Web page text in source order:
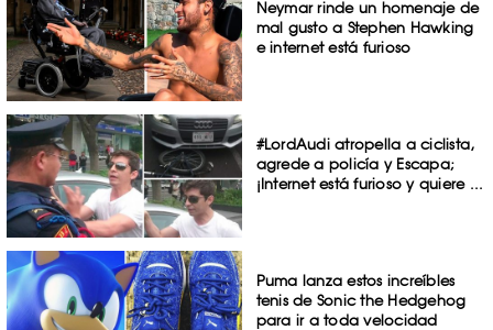
Neymar rinde un homenaje de
mal gusto a Stephen Hawking
e internet está furioso
#LordAudi atropella a ciclista,
agrede a policía y Escapa;
¡Internet está furioso y quiere ...
Puma lanza estos increíbles
tenis de Sonic the Hedgehog
para ir a toda velocidad